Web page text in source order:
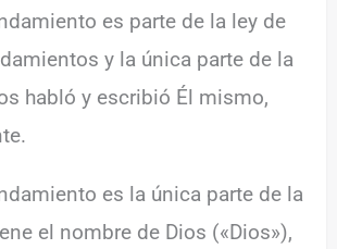
es parte de la ley de
y la única parte de la
habló y escribió Él mismo,
es la única parte de la
el nombre de Dios («Dios»),